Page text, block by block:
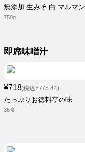
無添加 生みそ 白 マルマン
750g
即席味噌汁
¥718(税込¥775.44)
たっぷりお徳料亭の味
36食